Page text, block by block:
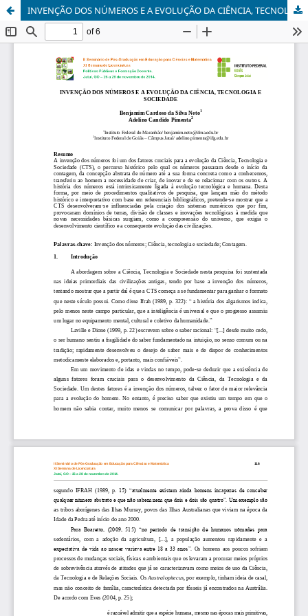
INVENÇÃO DOS NÚMEROS E A EVOLUÇÃO DA CIÊNCIA, TECNOLOGIA E SOCIEDADE